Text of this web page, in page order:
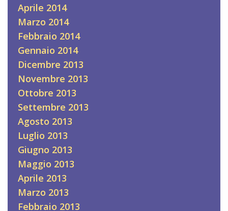
Aprile 2014
Marzo 2014
Febbraio 2014
Gennaio 2014
Dicembre 2013
Novembre 2013
Ottobre 2013
Settembre 2013
Agosto 2013
Luglio 2013
Giugno 2013
Maggio 2013
Aprile 2013
Marzo 2013
Febbraio 2013